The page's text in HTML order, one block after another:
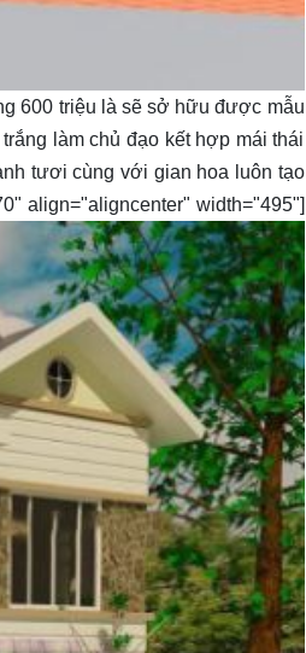
600 triệu là sẽ sở hữu được mẫu
làm chủ đạo kết hợp mái thái
tươi cùng với gian hoa luôn tạo
align="aligncenter" width="495"]